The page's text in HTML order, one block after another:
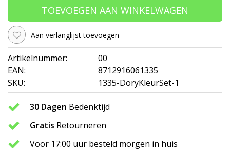
TOEVOEGEN AAN WINKELWAGEN
Aan verlanglijst toevoegen
Artikelnummer:
00
EAN:
8712916061335
SKU:
1335-DoryKleurSet-1
30 Dagen Bedenktijd
Gratis Retourneren
Voor 17:00 uur besteld morgen in huis